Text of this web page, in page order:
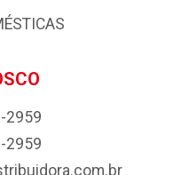
2959
2959